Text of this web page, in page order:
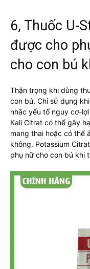
6, Thuốc U-
được cho
cho con bú
Thận trọng khi dùng
con bú. Chỉ sử dụng
nhắc yếu tố nguy cơ-
Kali Citrat có thể gây
mang thai hoặc có thể
không. Potassium
phụ nữ cho con bú khi